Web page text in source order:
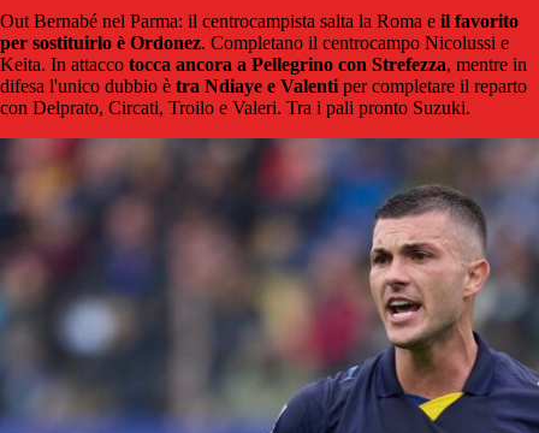
Out Bernabé nel Parma: il centrocampista salta la Roma e il favorito
per sostituirlo è Ordonez. Completano il centrocampo Nicolussi e
Keita. In attacco tocca ancora a Pellegrino con Strefezza, mentre in
difesa l'unico dubbio è tra Ndiaye e Valenti per completare il reparto
con Delprato, Circati, Troilo e Valeri. Tra i pali pronto Suzuki.